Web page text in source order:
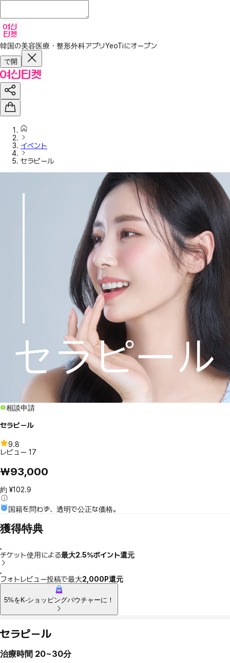
韓国の美容医療・整形外科アプリYeoTiにオープン
で開
イベント
セラピール
相談申請
セラピール
9.8
レビュー 17
₩93,000
約 ¥102.9
国籍を問わず、透明で公正な価格。
獲得特典
チケット使用による最大2.5％ポイント還元
フォトレビュー投稿で最大2,000P還元
5%をK-ショッピングバウチャーに！
セラピール
治療時間 20~30分